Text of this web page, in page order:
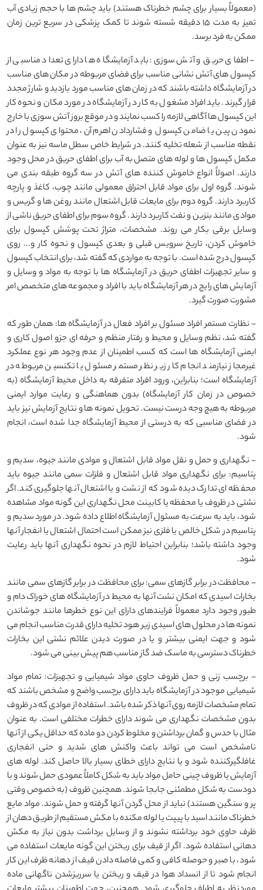
(معمولاً بسیار برای چشم خطرناک هستند) باید چشم ها با حجم زیادی آب
تمیز به مدت 15 دقیقه شسته شوند تا کمک پزشکی در سریع ترین زمان
ممکن به فرد برسد.
- اطفای حریق و آتش سوزی: باید آزمایشگاه ها دارای تعداد مناسبی از
کپسول های آتش نشانی مناسب برای فضای مربوطه در مکان های مناسب
در آزمایشگاه داشته باشند که در زمان های مناسب مورد بازدید و شارژ مجدد
قرار گیرند. باید افراد مشغول به کار در آزمایشگاه در مورد مکان و نحوه کار
این کپسول ها آگاهی لازمه را کسب نمایند و در موقع بروز آتش سوزی با خارج
نمودن پین یا ضامن کپسول و فشاردادن اهرم آن، محتوای کپسول را در
نقطه مناسب از شعله تخلیه کنند. در شرایط خاص سطل ماسه نیز به عنوان
مکمل کپسول ها و لوله های متصل به آب برای اطفای حریق در محل وجود
دارند. اصولاً انواع خاموش کننده های آتش در سه گروه طبقه بندی می
شوند. گروه اول برای مواد قابل احتراق معمولی مانند چوب، کاغذ و پارچه
کاربرد دارند. گروه دوم برای مایعات قابل اشتعال مانند روغن ها و گریس و
موادی مانند بنزین و نفت کاربرد دارند. گروه سوم برای اطفای حریق ناشی از
وسایل برقی بکار می روند. مشخصات، متراژ تحت پوشش کپسول برای
خاموش کردن، تاریخ سرویس قبلی و بعدی کپسول و نحوه کار و... روی
کپسول درج شده است. با توجه به مواردی که گفته شد، برای انتخاب کپسول
و سایر تجهیزات اطفای حریق در آزمایشگاه ها با توجه به مواد و وسایل و
آزمایش های رایج در هر آزمایشگاه باید با افراد و مجموعه های متخصص امر
مشورت صورت گیرد.
- نظارت مستمر افراد مسئول بر افراد فعال در آزمایشگاه ها: همان طور که
گفته شد، نظم وسایل و محیط و رفتار منظم و حرفه ای جزو اصول کاری و
ایمنی آزمایشگاه ها است که کسب اطمینان از عدم وجود هر نوع عملکرد
غیرمجاز نیازمند انجام کار زیر نظر مستمر مسئول یا تکنسین مربوطه در
آزمایشگاه است؛ بنابراین، ورود افراد متفرقه به داخل محیط آزمایشگاه (به
خصوص در زمان کار آزمایشگاه) بدون هماهنگی و رعایت موارد ایمنی
مربوطه به هیچ وجه درست نیست. تحویل نمونه ها و نتایج آزمایش نیز باید
در فضای مناسبی که به درستی از محیط آزمایشگاه جدا شده است، انجام
شود.
- نگهداری و حمل و نقل مواد قابل اشتعال و موادی مانند جیوه، سدیم و
پتاسیم: برای نگهداری مواد قابل اشتعال و فلزات سمی مانند جیوه باید
محفظه ای تدارک دیده شود که از نشت و یا اشتعال آنها جلوگیری کند. اگر
نشتی در ظروف یا محفظه یا کابینت محل نگهداری این گونه مواد مشاهده
شود، باید به سرعت به مسئول آزمایشگاه اطلاع داده شود. در مورد سدیم و
پتاسیم در شکل خالص یا فلزی نیز ممکن است احتمال اشتعال یا انفجار آنها
وجود داشته باشد؛ بنابراین احتیاط لازم در نحوه نگهداری آنها باید رعایت
شود.
- محافظت در برابر گازهای سمی: برای محافظت در برابر گازهای سمی مانند
بخارات اسیدی که امکان نشت آنها به محیط در آزمایشگاه های خوراک دام و
طیور وجود دارد معمولاً فرایندهای دارای این نوع خطرها مانند جوشاندن
نمونه ها در محلول های اسیدی زیر هود تخلیه دارای قدرت مناسب انجام می
شود و جهت ایمنی بیشتر و یا در صورت دیدن علائم نشتی این بخارات
خطرناک دسترسی به ماسک ضد گاز مناسب هم پیش بینی می شود.
- برچسب زنی و حمل ظروف حاوی مواد شیمیایی و تجهیزات: تمام مواد
شیمیایی موجود در آزمایشگاه باید دارای برچسب واضح و مشخص باشند که
تمام مشخصات لازمه روی آنها ذکر شده باشد. استفاده از موادی که در ظروف
بدون مشخصات نگهداری می شوند دارای خطرات مختلفی است. به عنوان
مثال با حدس و گمان برداشتن و مخلوط کردن دو ماده که حداقل یکی از آنها
نامشخص است می تواند باعث واکنش های شدید و حتی انفجاری
غافلگیرکننده شود و یا نتایج دارای خطای بسیار بالا حاصل کند. لوله های
آزمایش یا ظروف چینی حامل مواد باید به شکل کاملاً عمودی حمل شوند و با
دودست به شکل مطمئنی جابجا شوند. همچنین ظروف (به خصوص وقتی
پر و سنگین هستند) نباید از محل گردن آنها گرفته و حمل شوند. مواد مایع
خطرناک مانند اسید با پیپت یا لوله مکنده با مکش مستقیم از طریق دهان از
ظرف حاوی خود برداشته نشوند و از وسایل برداشت بدون نیاز به مکش
دهانی استفاده شود. اگر از قیف برای ریختن این گونه مایعات استفاده می
شود، با صبر و حوصله کافی و کمی فاصله دادن قیف از دهانه ظرف این کار
انجام شود تا از انسداد هوا در قیف و ریختن یا سرریزشدن ناگهانی ماده